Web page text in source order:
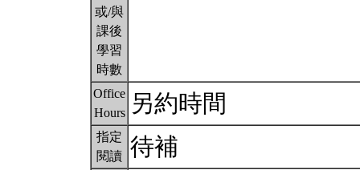
或/與
課後
學習
時數
Office
Hours
另約時間
指定
閱讀 待補